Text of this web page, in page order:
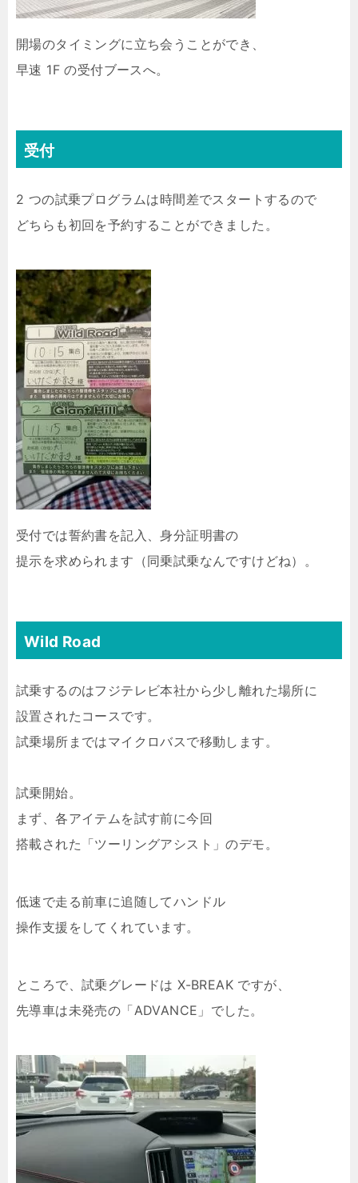
開場のタイミングに立ち会うことができ、
早速 1F の受付ブースへ。
受付
2 つの試乗プログラムは時間差でスタートするので
どちらも初回を予約することができました。
受付では誓約書を記入、身分証明書の
提示を求められます（同乗試乗なんですけどね）。
Wild Road
試乗するのはフジテレビ本社から少し離れた場所に
設置されたコースです。
試乗場所まではマイクロバスで移動します。
試乗開始。
まず、各アイテムを試す前に今回
搭載された「ツーリングアシスト」のデモ。
低速で走る前車に追随してハンドル
操作支援をしてくれています。
ところで、試乗グレードは X-BREAK ですが、
先導車は未発売の「ADVANCE」でした。